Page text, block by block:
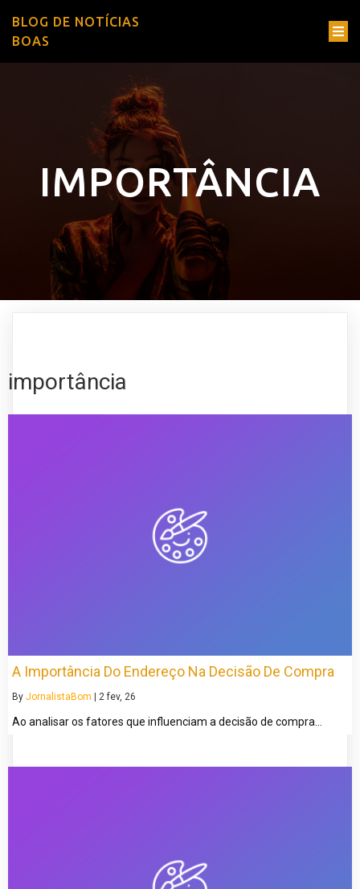
BLOG DE NOTÍCIAS
BOAS
IMPORTÂNCIA
importância
A Importância Do Endereço Na Decisão De Compra
By JornalistaBom | 2 fev, 26
Ao analisar os fatores que influenciam a decisão de compra…